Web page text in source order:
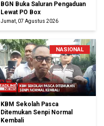
BGN Buka Saluran Pengaduan
Lewat PO Box
Jumat, 07 Agustus 2026
NASIONAL
KBM Sekolah Pasca
Ditemukan Senpi Normal
Kembali